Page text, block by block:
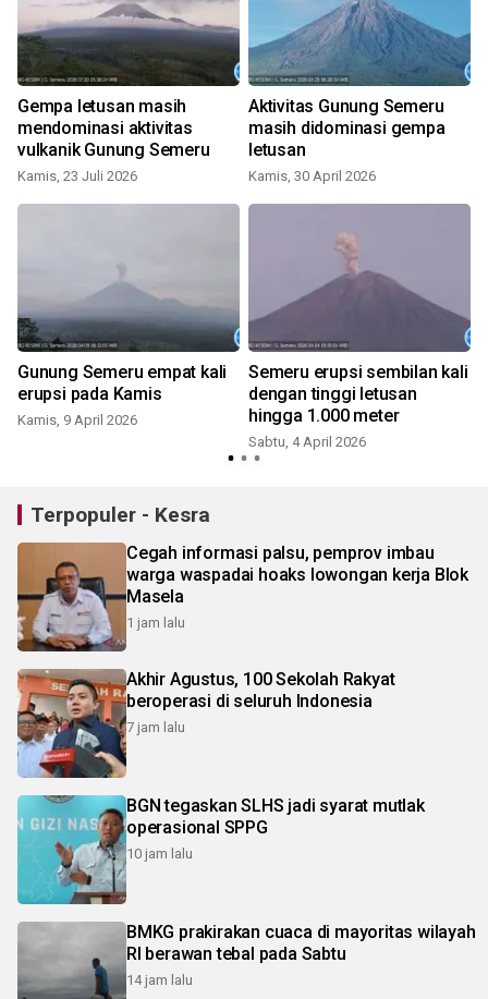
Gempa letusan masih
mendominasi aktivitas
vulkanik Gunung Semeru
Kamis, 23 Juli 2026
Aktivitas Gunung Semeru
masih didominasi gempa
letusan
Kamis, 30 April 2026
Gunung Semeru empat kali
erupsi pada Kamis
Kamis, 9 April 2026
Semeru erupsi sembilan kali
dengan tinggi letusan
hingga 1.000 meter
Sabtu, 4 April 2026
Terpopuler - Kesra
Cegah informasi palsu, pemprov imbau
warga waspadai hoaks lowongan kerja Blok
Masela
1 jam lalu
Akhir Agustus, 100 Sekolah Rakyat
beroperasi di seluruh Indonesia
7 jam lalu
BGN tegaskan SLHS jadi syarat mutlak
operasional SPPG
10 jam lalu
BMKG prakirakan cuaca di mayoritas wilayah
RI berawan tebal pada Sabtu
14 jam lalu